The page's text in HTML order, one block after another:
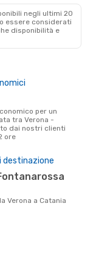
negli ultimi 20
essere considerati
disponibilità e
tra Verona -
dai nostri clienti
ore
destinazione
Verona a Catania